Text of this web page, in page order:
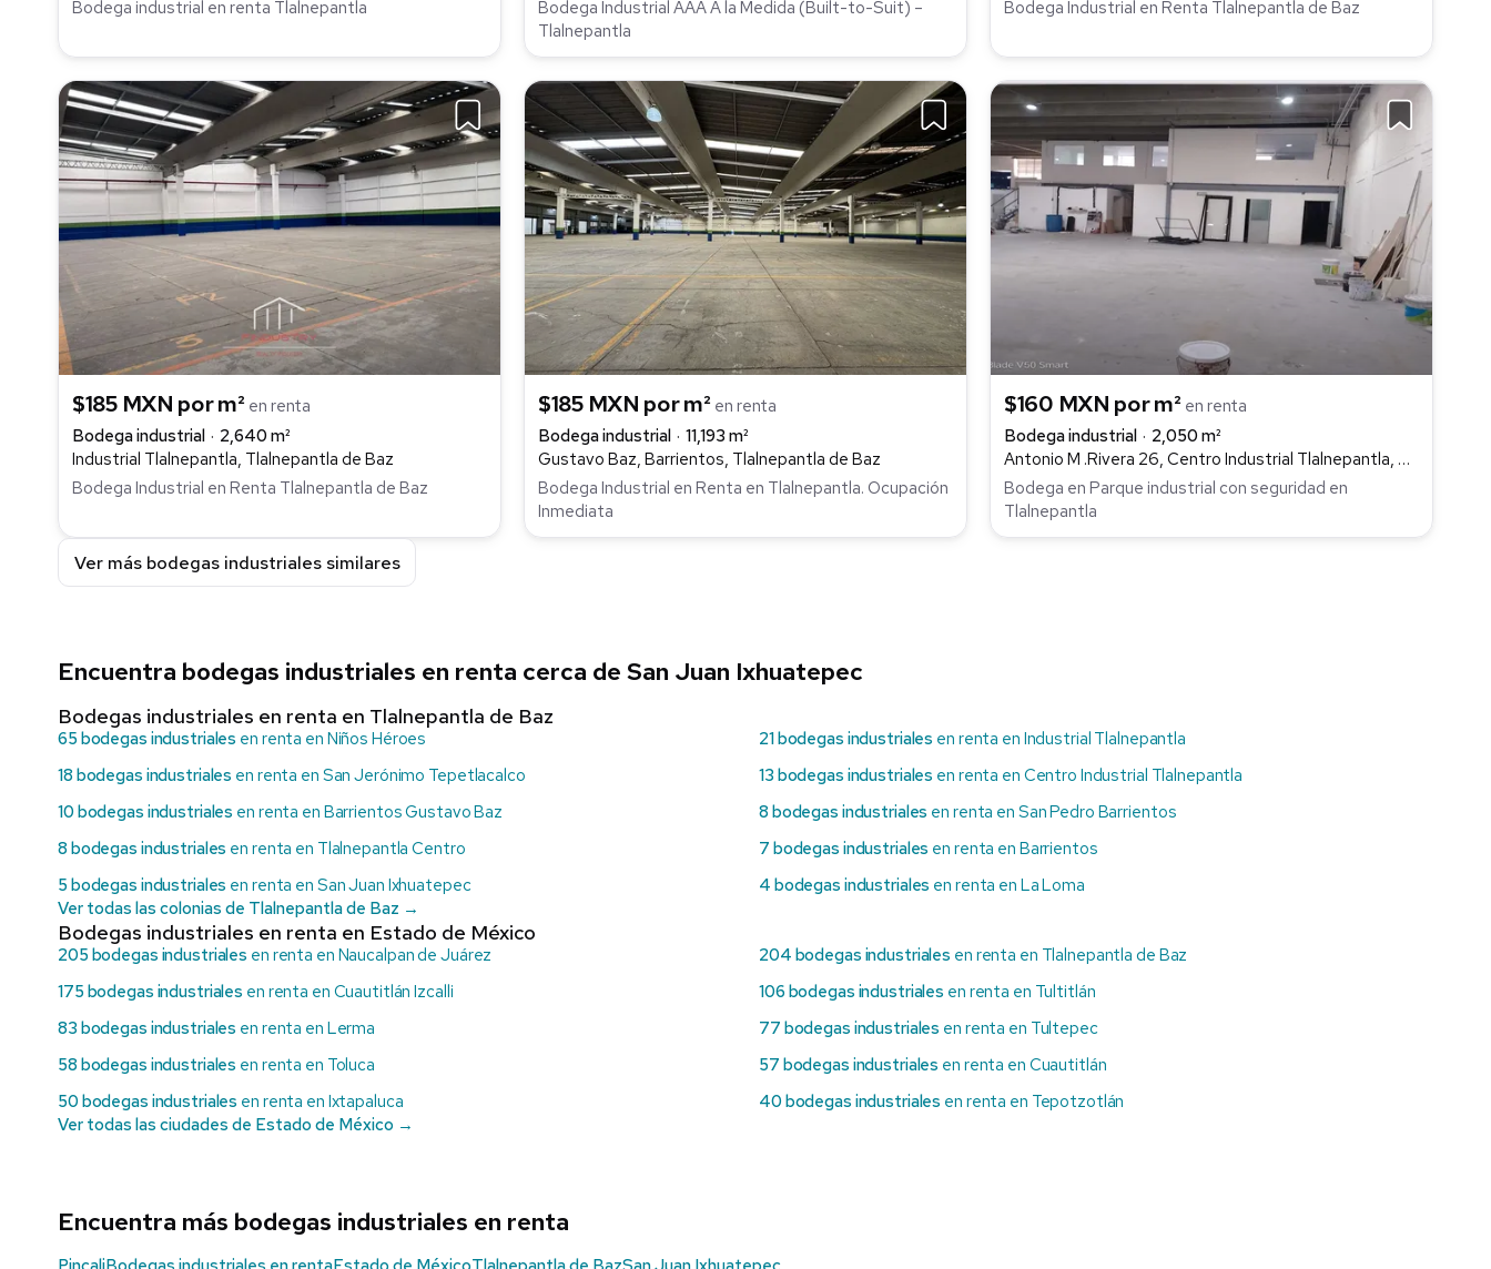
Bodega industrial en renta Tlalnepantla
Bodega Industrial AAA A la Medida (Built-to-Suit) –
Tlalnepantla
Bodega Industrial en Renta Tlalnepantla de Baz
$185 MXN por m² en renta
Bodega industrial
2,640 m²
Industrial Tlalnepantla, Tlalnepantla de Baz
Bodega Industrial en Renta Tlalnepantla de Baz
$185 MXN por m² en renta
Bodega industrial
11,193 m²
Gustavo Baz, Barrientos, Tlalnepantla de Baz
Bodega Industrial en Renta en Tlalnepantla. Ocupación
Inmediata
$160 MXN por m² en renta
Bodega industrial
2,050 m²
Antonio M .Rivera 26, Centro Industrial Tlalnepantla, Tlalnepantla de Baz
Bodega en Parque industrial con seguridad en
Tlalnepantla
Ver más bodegas industriales similares
Encuentra bodegas industriales en renta cerca de San Juan Ixhuatepec
Bodegas industriales en renta en Tlalnepantla de Baz
65 bodegas industriales en renta en Niños Héroes 21 bodegas industriales en renta en Industrial Tlalnepantla
18 bodegas industriales en renta en San Jerónimo Tepetlacalco 13 bodegas industriales en renta en Centro Industrial Tlalnepantla
10 bodegas industriales en renta en Barrientos Gustavo Baz 8 bodegas industriales en renta en San Pedro Barrientos
8 bodegas industriales en renta en Tlalnepantla Centro 7 bodegas industriales en renta en Barrientos
5 bodegas industriales en renta en San Juan Ixhuatepec 4 bodegas industriales en renta en La Loma
Ver todas las colonias de Tlalnepantla de Baz →
Bodegas industriales en renta en Estado de México
205 bodegas industriales en renta en Naucalpan de Juárez 204 bodegas industriales en renta en Tlalnepantla de Baz
175 bodegas industriales en renta en Cuautitlán Izcalli 106 bodegas industriales en renta en Tultitlán
83 bodegas industriales en renta en Lerma 77 bodegas industriales en renta en Tultepec
58 bodegas industriales en renta en Toluca 57 bodegas industriales en renta en Cuautitlán
50 bodegas industriales en renta en Ixtapaluca 40 bodegas industriales en renta en Tepotzotlán
Ver todas las ciudades de Estado de México →
Encuentra más bodegas industriales en renta